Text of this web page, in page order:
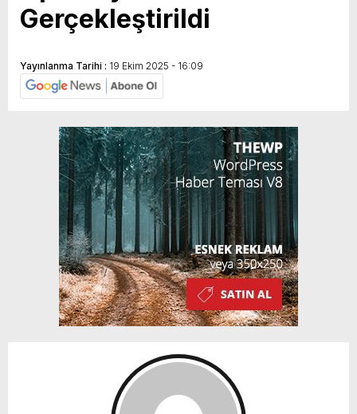
Gerçekleştirildi
Yayınlanma Tarihi : 19 Ekim 2025 - 16:09